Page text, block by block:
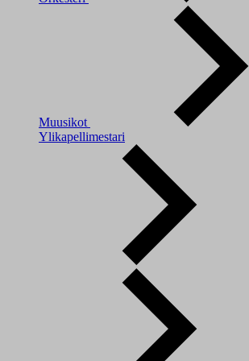
Muusikot
Ylikapellimestari